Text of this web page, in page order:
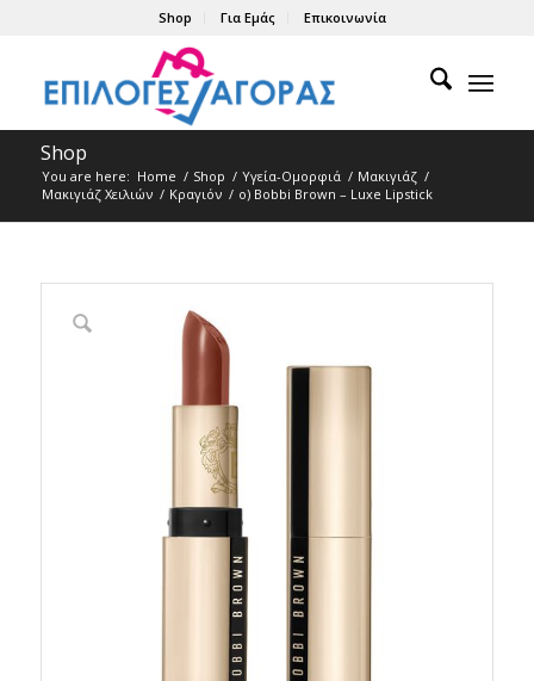
Shop Για Εμάς Επικοινωνία
Shop
You are here: Home / Shop / Υγεία-Ομορφιά / Μακιγιάζ /
Μακιγιάζ Χειλιών / Κραγιόν / ο) Bobbi Brown – Luxe Lipstick